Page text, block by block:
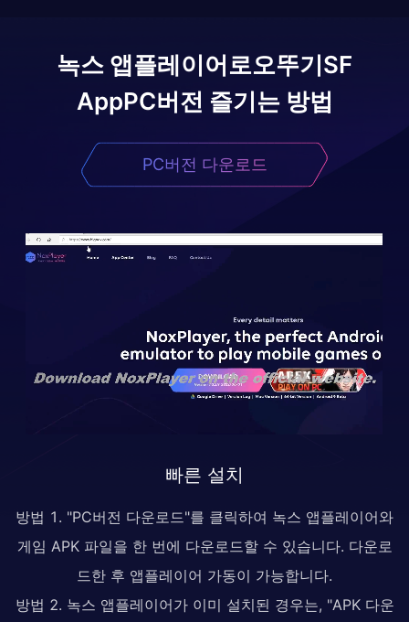
녹스 앱플레이어로오뚜기SF
AppPC버전 즐기는 방법
PC버전 다운로드
빠른 설치
방법 1. "PC버전 다운로드"를 클릭하여 녹스 앱플레이어와
게임 APK 파일을 한 번에 다운로드할 수 있습니다. 다운로
드한 후 앱플레이어 가동이 가능합니다.
방법 2. 녹스 앱플레이어가 이미 설치된 경우는, "APK 다운